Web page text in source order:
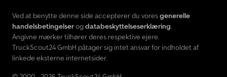
Ved at benytte denne side accepterer du voresgenerelle
handelsbetingelserogdatabeskyttelseserklæring.
Angivne mærker tilhører deres respektive ejere.
TruckScout24 GmbH påtager sig intet ansvar for indholdet af
linkede eksterne internetsider.